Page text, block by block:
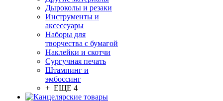
Дыроколы и резаки
Инструменты и
аксессуары
Наборы для
творчества с бумагой
Наклейки и скотчи
Сургучная печать
Штампинг и
эмбоссинг
+ ЕЩЕ 4